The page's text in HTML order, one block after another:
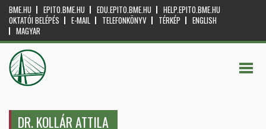
BME.HU EPITO.BME.HU EDU.EPITO.BME.HU
HELP.EPITO.BME.HU
OKTATÓI BELÉPÉS
E-MAIL TELEFONKÖNYV TÉRKÉP
ENGLISH
MAGYAR
DR. KOLLÁR ATTILA